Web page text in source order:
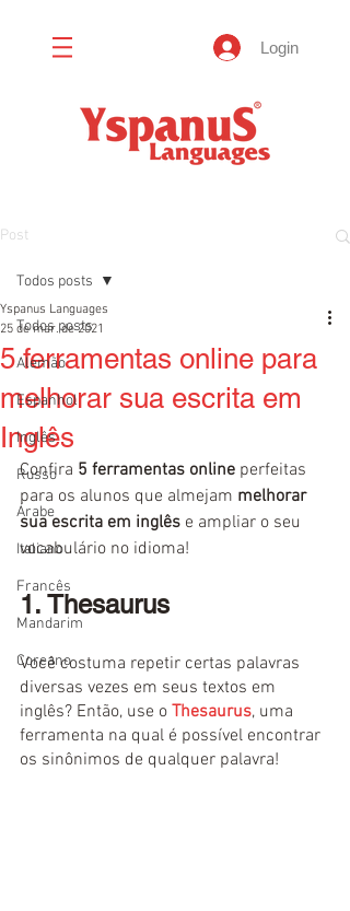
Login
Post
Todos posts
Alemão
Espanhol
Inglês
Russo
Árabe
Italiano
Francês
Mandarim
Coreano
Todos posts
5 ferramentas online para
melhorar sua escrita em
Inglês
Yspanus Languages
25 de mar. de 2021
Confira 5 ferramentas online perfeitas
para os alunos que almejam melhorar
sua escrita em inglês e ampliar o seu
vocabulário no idioma!
1. Thesaurus
Você costuma repetir certas palavras
diversas vezes em seus textos em
inglês? Então, use o Thesaurus, uma
ferramenta na qual é possível encontrar
os sinônimos de qualquer palavra!